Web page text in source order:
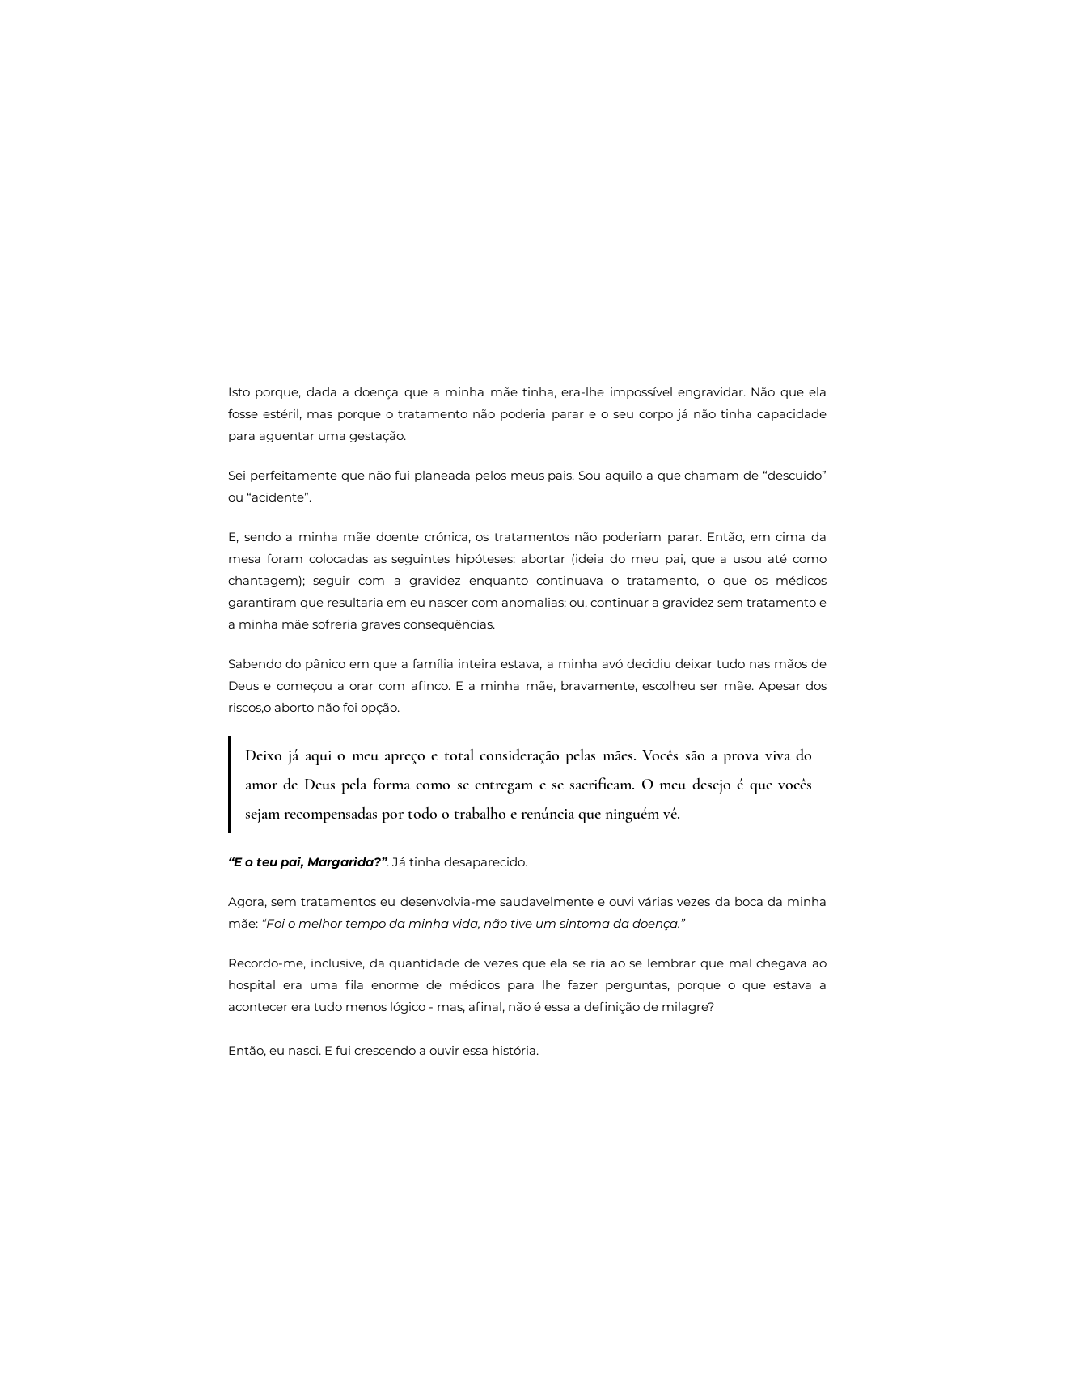
Isto porque, dada a doença que a minha mãe tinha, era-lhe impossível engravidar. Não que ela
fosse estéril, mas porque o tratamento não poderia parar e o seu corpo já não tinha capacidade
para aguentar uma gestação.
Sei perfeitamente que não fui planeada pelos meus pais. Sou aquilo a que chamam de “descuido”
ou “acidente”.
E, sendo a minha mãe doente crónica, os tratamentos não poderiam parar. Então, em cima da
mesa foram colocadas as seguintes hipóteses: abortar (ideia do meu pai, que a usou até como
chantagem); seguir com a gravidez enquanto continuava o tratamento, o que os médicos
garantiram que resultaria em eu nascer com anomalias; ou, continuar a gravidez sem tratamento e
a minha mãe sofreria graves consequências.
Sabendo do pânico em que a família inteira estava, a minha avó decidiu deixar tudo nas mãos de
Deus e começou a orar com afinco. E a minha mãe, bravamente, escolheu ser mãe. Apesar dos
riscos,o aborto não foi opção.
Deixo já aqui o meu apreço e total consideração pelas mães. Vocês são a prova viva do
amor de Deus pela forma como se entregam e se sacrificam. O meu desejo é que vocês
sejam recompensadas por todo o trabalho e renúncia que ninguém vê.
“E o teu pai, Margarida?”. Já tinha desaparecido.
Agora, sem tratamentos eu desenvolvia-me saudavelmente e ouvi várias vezes da boca da minha
mãe: “Foi o melhor tempo da minha vida, não tive um sintoma da doença.”
Recordo-me, inclusive, da quantidade de vezes que ela se ria ao se lembrar que mal chegava ao
hospital era uma fila enorme de médicos para lhe fazer perguntas, porque o que estava a
acontecer era tudo menos lógico - mas, afinal, não é essa a definição de milagre?
Então, eu nasci. E fui crescendo a ouvir essa história.